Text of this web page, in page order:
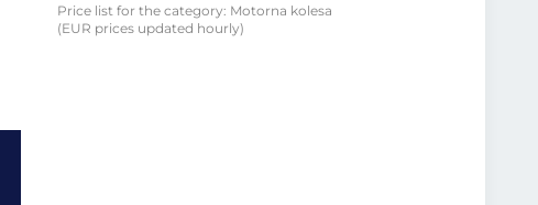
Price list for the category: Motorna kolesa
(EUR prices updated hourly)